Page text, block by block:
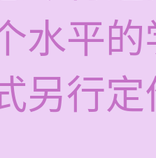
水平
另行定